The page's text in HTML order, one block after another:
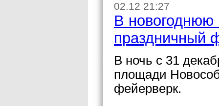
02.12 21:27
В новогоднюю
праздничный
В ночь с 31
площади
фейерверк.